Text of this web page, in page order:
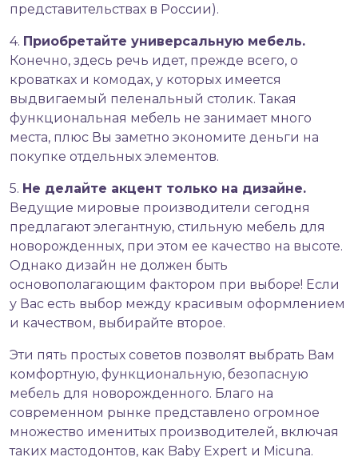
представительствах в России).
4. Приобретайте универсальную мебель.
Конечно, здесь речь идет, прежде всего, о
кроватках и комодах, у которых имеется
выдвигаемый пеленальный столик. Такая
функциональная мебель не занимает много
места, плюс Вы заметно экономите деньги на
покупке отдельных элементов.
5. Не делайте акцент только на дизайне.
Ведущие мировые производители сегодня
предлагают элегантную, стильную мебель для
новорожденных, при этом ее качество на высоте.
Однако дизайн не должен быть
основополагающим фактором при выборе! Если
у Вас есть выбор между красивым оформлением
и качеством, выбирайте второе.
Эти пять простых советов позволят выбрать Вам
комфортную, функциональную, безопасную
мебель для новорожденного. Благо на
современном рынке представлено огромное
множество именитых производителей, включая
таких мастодонтов, как Baby Expert и Micuna.